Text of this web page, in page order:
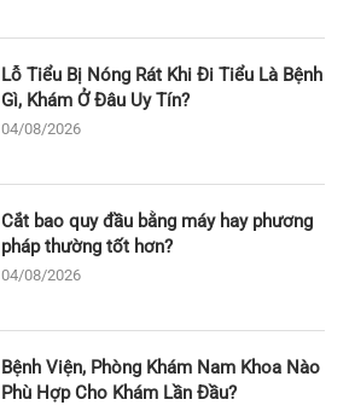
Lỗ Tiểu Bị Nóng Rát Khi Đi Tiểu Là Bệnh
Gì, Khám Ở Đâu Uy Tín?
04/08/2026
Cắt bao quy đầu bằng máy hay phương
pháp thường tốt hơn?
04/08/2026
Bệnh Viện, Phòng Khám Nam Khoa Nào
Phù Hợp Cho Khám Lần Đầu?